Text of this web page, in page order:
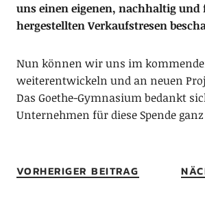
uns einen eigenen, nachhaltig und
hergestellten Verkaufstresen
Nun können wir uns im
weiterentwickeln und an neuen
Das Goethe-Gymnasium bedankt
Unternehmen für diese Spende
VORHERIGER BEITRAG